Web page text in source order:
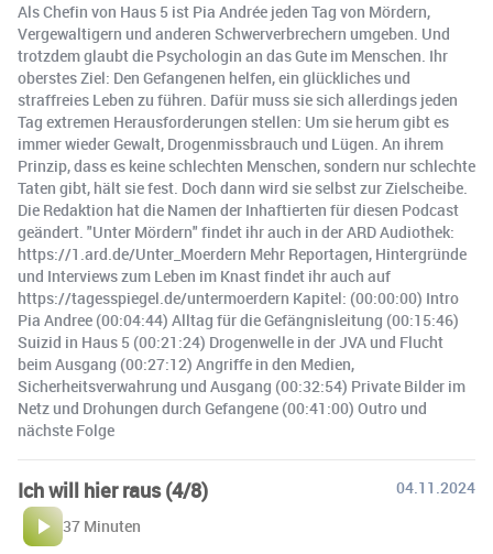
Als Chefin von Haus 5 ist Pia Andrée jeden Tag von Mördern,
Vergewaltigern und anderen Schwerverbrechern umgeben. Und
trotzdem glaubt die Psychologin an das Gute im Menschen. Ihr
oberstes Ziel: Den Gefangenen helfen, ein glückliches und
straffreies Leben zu führen. Dafür muss sie sich allerdings jeden
Tag extremen Herausforderungen stellen: Um sie herum gibt es
immer wieder Gewalt, Drogenmissbrauch und Lügen. An ihrem
Prinzip, dass es keine schlechten Menschen, sondern nur schlechte
Taten gibt, hält sie fest. Doch dann wird sie selbst zur Zielscheibe.
Die Redaktion hat die Namen der Inhaftierten für diesen Podcast
geändert. "Unter Mördern" findet ihr auch in der ARD Audiothek:
https://1.ard.de/Unter_Moerdern Mehr Reportagen, Hintergründe
und Interviews zum Leben im Knast findet ihr auch auf
https://tagesspiegel.de/untermoerdern Kapitel: (00:00:00) Intro
Pia Andree (00:04:44) Alltag für die Gefängnisleitung (00:15:46)
Suizid in Haus 5 (00:21:24) Drogenwelle in der JVA und Flucht
beim Ausgang (00:27:12) Angriffe in den Medien,
Sicherheitsverwahrung und Ausgang (00:32:54) Private Bilder im
Netz und Drohungen durch Gefangene (00:41:00) Outro und
nächste Folge
Ich will hier raus (4/8)
04.11.2024
37 Minuten